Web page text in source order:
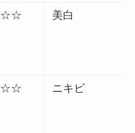
☆☆ 美白
☆☆ ニキビ